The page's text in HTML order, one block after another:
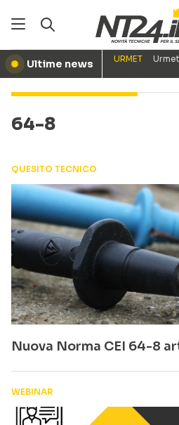
● Ultime news URMET
64-8
QUESITO TECNICO
Nuova Norma CEI 64-8
WEBINAR